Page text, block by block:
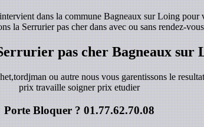
dans la commune Bagneaux sur Loing pour
la Serrurier pas cher dans avec ou sans rendez-
pas cher Bagneaux sur
ou autre nous vous garentissons le
prix travaille soigner prix etudier
Porte Bloquer ?01.77.62.70.08